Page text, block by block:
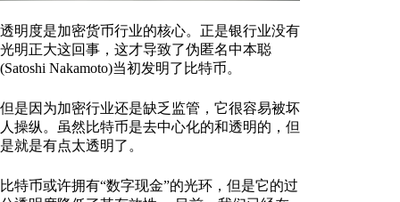
透明度是加密货币行业的核心。正是银行业没有
光明正大这回事，这才导致了伪匿名中本聪
(Satoshi Nakamoto)当初发明了比特币。
但是因为加密行业还是缺乏监管，它很容易被坏
人操纵。虽然比特币是去中心化的和透明的，但
是就是有点太透明了。
比特币或许拥有“数字现金”的光环，但是它的过